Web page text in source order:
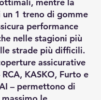
mentre la
1 treno di gomme
performance
nelle stagioni più
strade più difficili.
assicurative
KASKO, Furto e
– permettono di